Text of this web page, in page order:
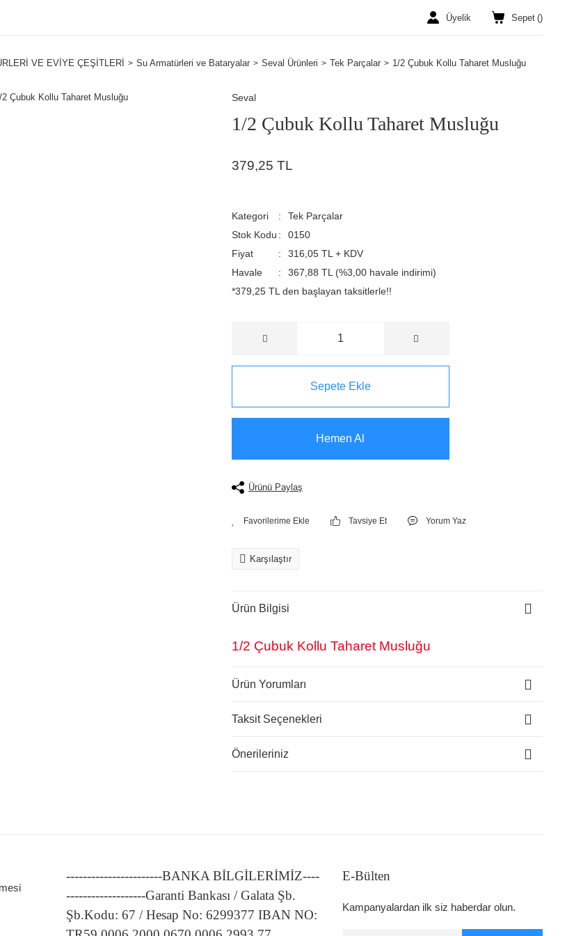
Üyelik Sepet ()
VE EVİYE ÇEŞİTLERİ Su Armatürleri ve Bataryalar Seval Ürünleri Tek Parçalar 1/2 Çubuk Kollu Taharet Musluğu
Seval
1/2 Çubuk Kollu Taharet Musluğu
379,25 TL
Kategori
Tek Parçalar
Stok Kodu
0150
Fiyat
316,05 TL + KDV
Havale
367,88 TL (%3,00 havale indirimi)
*379,25 TL den başlayan taksitlerle!!
Sepete Ekle
Hemen Al
Ürünü Paylaş
Tavsiye Et Yorum Yaz
Karşılaştır
Ürün Bilgisi
1/2 Çubuk Kollu Taharet Musluğu
Ürün Yorumları
Taksit Seçenekleri
Önerileriniz
-----------------------BANKA BİLGİLERİMİZ----
-------------------Garanti Bankası / Galata Şb.
Şb.Kodu: 67 / Hesap No: 6299377 IBAN NO:
E-Bülten
Kampanyalardan ilk siz haberdar olun.